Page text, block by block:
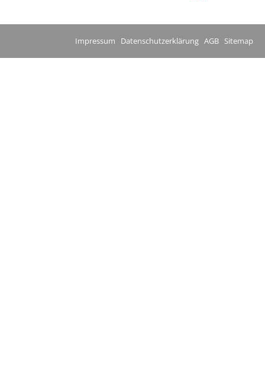
Impressum Datenschutzerklärung AGB Sitemap